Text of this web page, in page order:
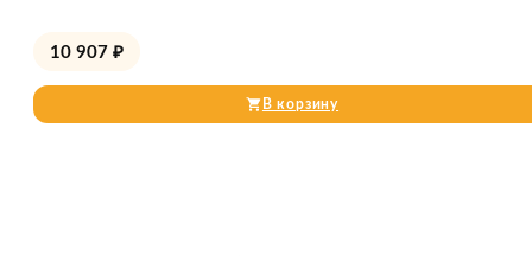
10 907 ₽
В корзину